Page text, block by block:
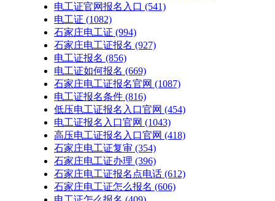
电工证官网报名入口 (541)
电工证 (1082)
石家庄电工证 (994)
石家庄电工证报名 (927)
电工证报名 (856)
电工证如何报名 (669)
石家庄电工证报名官网 (1087)
电工证报名条件 (816)
低压电工证报名入口官网 (454)
电工证报名入口官网 (1043)
高压电工证报名入口官网 (418)
石家庄电工证复审 (354)
石家庄电工证办理 (396)
石家庄电工证报名点电话 (612)
石家庄电工证怎么报名 (606)